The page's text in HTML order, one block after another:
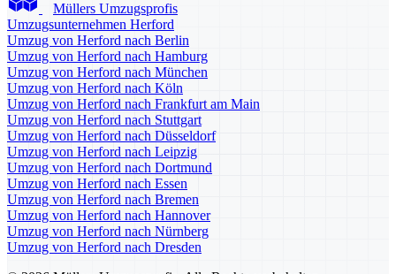
Müllers Umzugsprofis
Umzugsunternehmen Herford
Umzug von Herford nach Berlin
Umzug von Herford nach Hamburg
Umzug von Herford nach München
Umzug von Herford nach Köln
Umzug von Herford nach Frankfurt am Main
Umzug von Herford nach Stuttgart
Umzug von Herford nach Düsseldorf
Umzug von Herford nach Leipzig
Umzug von Herford nach Dortmund
Umzug von Herford nach Essen
Umzug von Herford nach Bremen
Umzug von Herford nach Hannover
Umzug von Herford nach Nürnberg
Umzug von Herford nach Dresden